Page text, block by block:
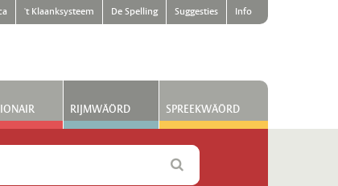
't Klaanksysteem De Spelling Suggesties Info
RIJMWÄÖRD SPREEKWÄÖRD